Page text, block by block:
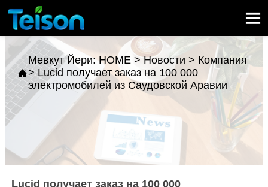


Мевкут Йери:HOME>Новости > Компания
>Lucid получает заказ на 100 000
электромобилей из Саудовской Аравии
Lucid получает заказ на 100 000